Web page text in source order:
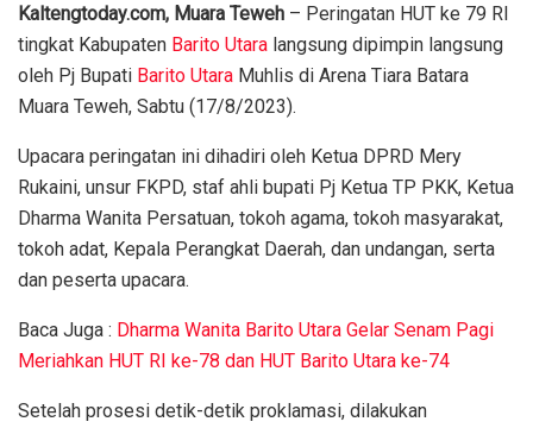
Kaltengtoday.com, Muara Teweh – Peringatan HUT ke 79 RI
tingkat Kabupaten Barito Utara langsung dipimpin langsung
oleh Pj Bupati Barito Utara Muhlis di Arena Tiara Batara
Muara Teweh, Sabtu (17/8/2023).
Upacara peringatan ini dihadiri oleh Ketua DPRD Mery
Rukaini, unsur FKPD, staf ahli bupati Pj Ketua TP PKK, Ketua
Dharma Wanita Persatuan, tokoh agama, tokoh masyarakat,
tokoh adat, Kepala Perangkat Daerah, dan undangan, serta
dan peserta upacara.
Baca Juga : Dharma Wanita Barito Utara Gelar Senam Pagi
Meriahkan HUT RI ke-78 dan HUT Barito Utara ke-74
Setelah prosesi detik-detik proklamasi, dilakukan